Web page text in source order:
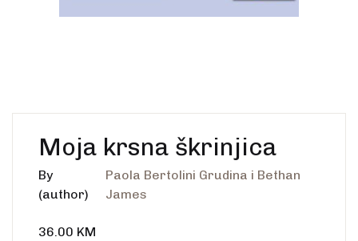
Ostalo
Moja krsna škrinjica
By
(author)
Paola Bertolini Grudina i Bethan
James
36.00 KM